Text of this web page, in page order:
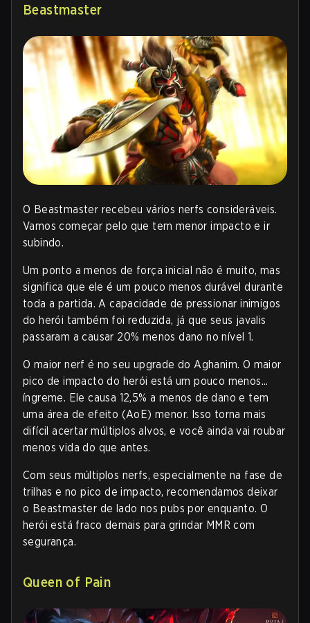
Beastmaster
O Beastmaster recebeu vários nerfs consideráveis.
Vamos começar pelo que tem menor impacto e ir
subindo.
Um ponto a menos de força inicial não é muito, mas
significa que ele é um pouco menos durável durante
toda a partida. A capacidade de pressionar inimigos
do herói também foi reduzida, já que seus javalis
passaram a causar 20% menos dano no nível 1.
O maior nerf é no seu upgrade do Aghanim. O maior
pico de impacto do herói está um pouco menos...
íngreme. Ele causa 12,5% a menos de dano e tem
uma área de efeito (AoE) menor. Isso torna mais
difícil acertar múltiplos alvos, e você ainda vai roubar
menos vida do que antes.
Com seus múltiplos nerfs, especialmente na fase de
trilhas e no pico de impacto, recomendamos deixar
o Beastmaster de lado nos pubs por enquanto. O
herói está fraco demais para grindar MMR com
segurança.
Queen of Pain